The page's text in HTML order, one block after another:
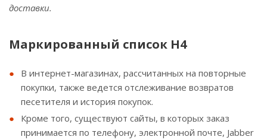
доставки.
Маркированный список H4
В интернет-магазинах, рассчитанных на повторные
покупки, также ведется отслеживание возвратов
песетителя и история покупок.
Кроме того, существуют сайты, в которых заказ
принимается по телефону, электронной почте, Jabber